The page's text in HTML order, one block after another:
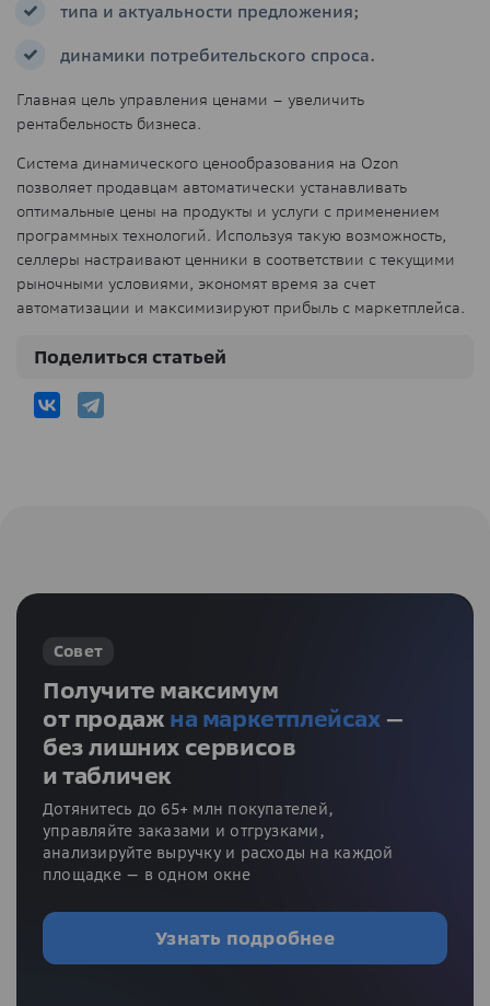
типа и актуальности предложения;
динамики потребительского спроса.
Главная цель управления ценами – увеличить
рентабельность бизнеса.
Система динамического ценообразования на Ozon
позволяет продавцам автоматически устанавливать
оптимальные цены на продукты и услуги с применением
программных технологий. Используя такую возможность,
селлеры настраивают ценники в соответствии с текущими
рыночными условиями, экономят время за счет
автоматизации и максимизируют прибыль с маркетплейса.
Поделиться статьей
Совет
Получите максимум
от продаж на маркетплейсах—
без лишних сервисов
и табличек
Дотянитесь до 65+ млн покупателей,
управляйте заказами и отгрузками,
анализируйте выручку и расходы на каждой
площадке — в одном окне
Узнать подробнее